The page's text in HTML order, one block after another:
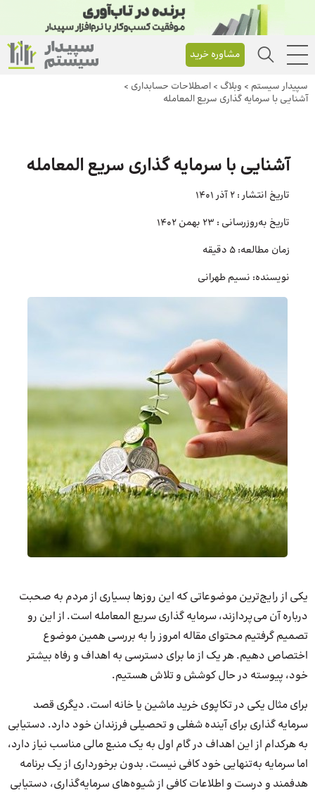
مشاوره خرید
سپیدار سیستم > وبلاگ > اصطلاحات حسابداری >
آشنایی با سرمایه‌ گذاری سریع المعامله
آشنایی با سرمایه‌ گذاری سریع المعامله
تاریخ انتشار :2 آذر 1401
تاریخ به‌روزرسانی : 23 بهمن 1402
زمان مطالعه:5 دقیقه
نویسنده: نسیم طهرانی
یکی از رایج‌ترین موضوعاتی که این روزها بسیاری از مردم به صحبت
درباره آن می‌پردازند، سرمایه‌ گذاری سریع المعامله است. از این رو
تصمیم گرفتیم محتوای مقاله امروز را به بررسی همین موضوع
اختصاص دهیم. هر یک از ما برای دسترسی به اهداف و رفاه بیشتر
خود، پیوسته در حال کوشش و تلاش هستیم.
برای مثال یکی در تکاپوی خرید ماشین یا خانه است. دیگری قصد
سرمایه‌ گذاری برای آینده شغلی و تحصیلی فرزندان خود دارد. دستیابی
به هرکدام از این اهداف در گام اول به یک منبع مالی مناسب نیاز دارد،
اما سرمایه به‌تنهایی خود کافی نیست. بدون برخورداری از یک برنامه
هدفمند و درست و اطلاعات کافی از شیوه‌های سرمایه‌گذاری، دستیابی